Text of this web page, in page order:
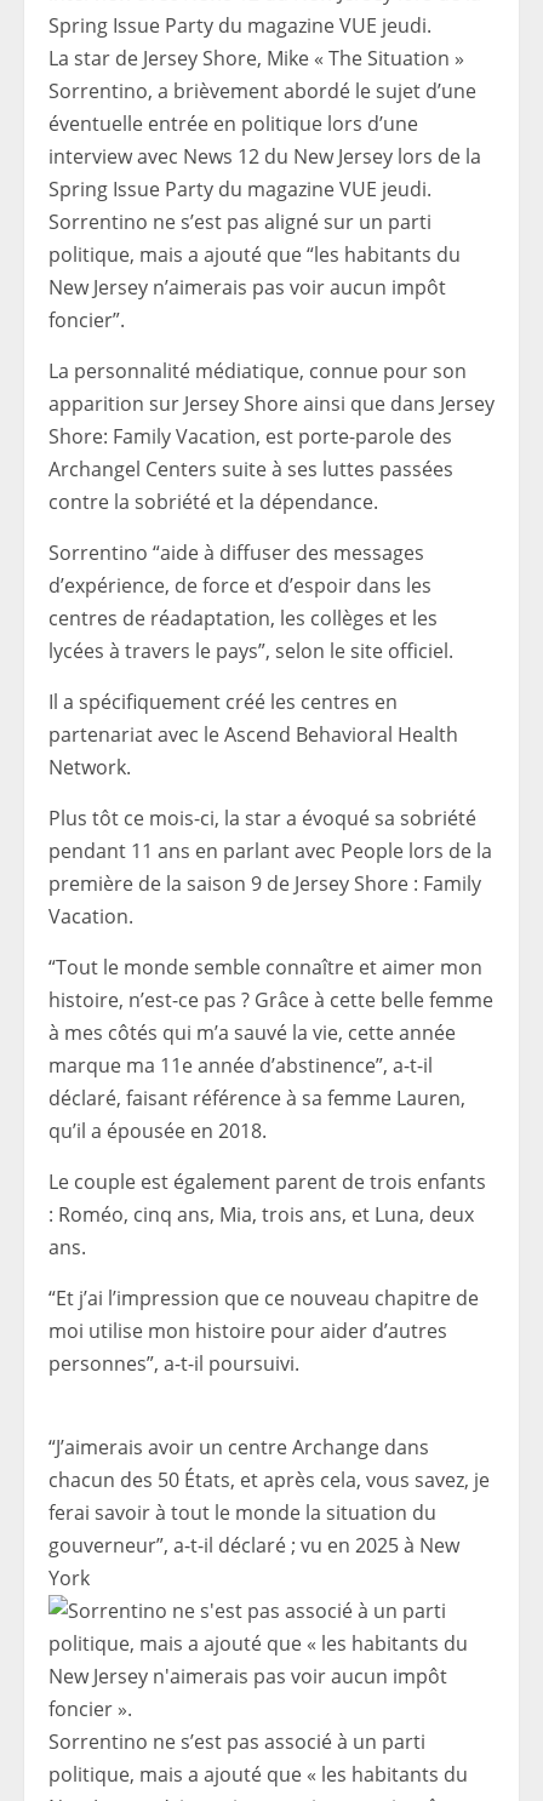
La star de Jersey Shore, Mike « The Situation »
Sorrentino, a brièvement abordé le sujet d’une
éventuelle entrée en politique lors d’une
interview avec News 12 du New Jersey lors de la
Spring Issue Party du magazine VUE jeudi.
Sorrentino ne s’est pas aligné sur un parti
politique, mais a ajouté que “les habitants du
New Jersey n’aimerais pas voir aucun impôt
foncier”.
La personnalité médiatique, connue pour son
apparition sur Jersey Shore ainsi que dans Jersey
Shore: Family Vacation, est porte-parole des
Archangel Centers suite à ses luttes passées
contre la sobriété et la dépendance.
Sorrentino “aide à diffuser des messages
d’expérience, de force et d’espoir dans les
centres de réadaptation, les collèges et les
lycées à travers le pays”, selon le site officiel.
Il a spécifiquement créé les centres en
partenariat avec le Ascend Behavioral Health
Network.
Plus tôt ce mois-ci, la star a évoqué sa sobriété
pendant 11 ans en parlant avec People lors de la
première de la saison 9 de Jersey Shore : Family
Vacation.
“Tout le monde semble connaître et aimer mon
histoire, n’est-ce pas ? Grâce à cette belle femme
à mes côtés qui m’a sauvé la vie, cette année
marque ma 11e année d’abstinence”, a-t-il
déclaré, faisant référence à sa femme Lauren,
qu’il a épousée en 2018.
Le couple est également parent de trois enfants
: Roméo, cinq ans, Mia, trois ans, et Luna, deux
ans.
“Et j’ai l’impression que ce nouveau chapitre de
moi utilise mon histoire pour aider d’autres
personnes”, a-t-il poursuivi.
“J’aimerais avoir un centre Archange dans
chacun des 50 États, et après cela, vous savez, je
ferai savoir à tout le monde la situation du
gouverneur”, a-t-il déclaré ; vu en 2025 à New
York
Sorrentino ne s’est pas associé à un parti
politique, mais a ajouté que « les habitants du